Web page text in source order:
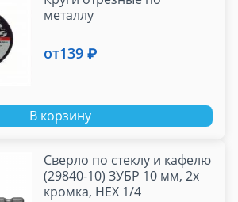
металлу
от139 ₽
В корзину
Сверло по стеклу и кафелю
(29840-10) ЗУБР 10 мм, 2х
кромка, HEX 1/4